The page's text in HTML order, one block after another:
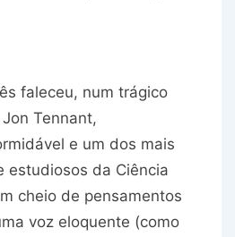
faleceu, num trágico
Tennant,
e um dos mais
estudiosos da Ciência
cheio de pensamentos
voz eloquente (como